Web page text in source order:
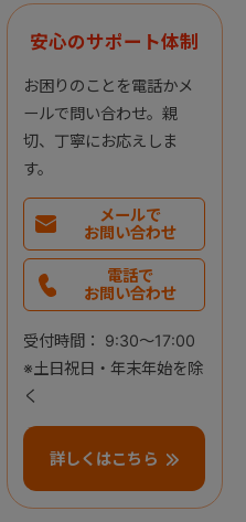
安心のサポート体制
お困りのことを電話かメ
ールで問い合わせ。親
切、丁寧にお応えしま
す。
メールで
お問い合わせ
電話で
お問い合わせ
受付時間： 9:30～17:00
※土日祝日・年末年始を除
く
詳しくはこちら